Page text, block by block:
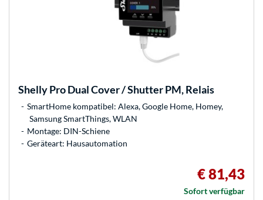
ShellyPro Dual Cover / Shutter PM, Relais
SmartHome kompatibel: Alexa, Google Home, Homey,
Samsung SmartThings, WLAN
Montage: DIN-Schiene
Geräteart: Hausautomation
€ 81,43
Sofort verfügbar